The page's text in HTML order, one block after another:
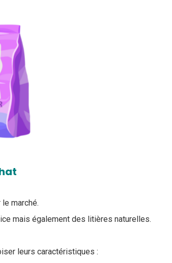
marché.
mais également des litières naturelles.
leurs caractéristiques :